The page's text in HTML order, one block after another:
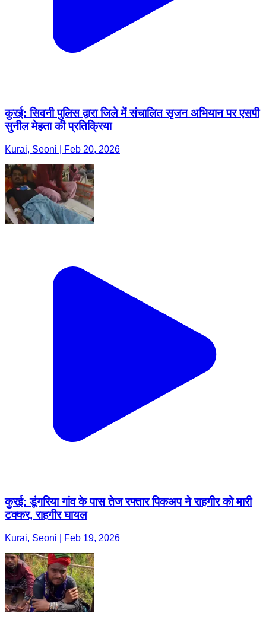
कुरई: सिवनी पुलिस द्वारा जिले में संचालित सृजन अभियान पर एसपी
सुनील मेहता की प्रतिक्रिया
Kurai, Seoni | Feb 20, 2026
कुरई: डूंगरिया गांव के पास तेज रफ्तार पिकअप ने राहगीर को मारी
टक्कर, राहगीर घायल
Kurai, Seoni | Feb 19, 2026